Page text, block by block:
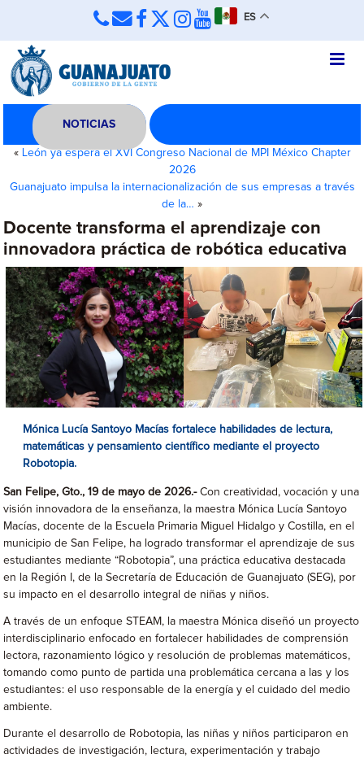
ES
NOTICIAS
« León ya espera el XVI Congreso Nacional de MPI México Chapter
2026
Guanajuato impulsa la internacionalización de sus empresas a través
de la… »
Docente transforma el aprendizaje con
innovadora práctica de robótica educativa
Mónica Lucía Santoyo Macías fortalece habilidades de lectura,
matemáticas y pensamiento científico mediante el proyecto
Robotopia.
San Felipe, Gto., 19 de mayo de 2026.-Con creatividad, vocación y una
visión innovadora de la enseñanza, la maestra Mónica Lucía Santoyo
Macías, docente de la Escuela Primaria Miguel Hidalgo y Costilla, en el
municipio de San Felipe, ha logrado transformar el aprendizaje de sus
estudiantes mediante “Robotopia”, una práctica educativa destacada
en la Región I, de la Secretaría de Educación de Guanajuato (SEG), por
su impacto en el desarrollo integral de niñas y niños.
A través de un enfoque STEAM, la maestra Mónica diseñó un proyecto
interdisciplinario enfocado en fortalecer habilidades de comprensión
lectora, razonamiento lógico y resolución de problemas matemáticos,
tomando como punto de partida una problemática cercana a las y los
estudiantes: el uso responsable de la energía y el cuidado del medio
ambiente.
Durante el desarrollo de Robotopia, las niñas y niños participaron en
actividades de investigación, lectura, experimentación y trabajo